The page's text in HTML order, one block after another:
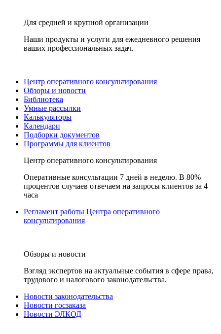
Для средней и крупной организации
Наши продукты и услуги для ежедневного решения
ваших профессиональных задач.
Центр оперативного консультирования
Обзоры и новости
Библиотека
Умные рассылки
Калькуляторы
Календари
Подборки документов
Программы для клиентов
Центр оперативного консультирования
Оперативные консультации 7 дней в неделю. В 80%
процентов случаев отвечаем на запросы клиентов за 4
часа
Регламент работы Центра оперативного
консультирования
Обзоры и новости
Взгляд экспертов на актуальные события в сфере права,
трудового и налогового законодательства.
Новости законодательства
Новости госзаказа
Новости ЭЛКОД